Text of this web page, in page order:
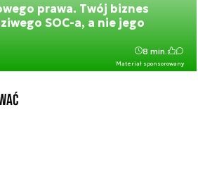
prawa. Twój biznes
SOC-a, a nie jego
Materiał sponsorowany
8 min.